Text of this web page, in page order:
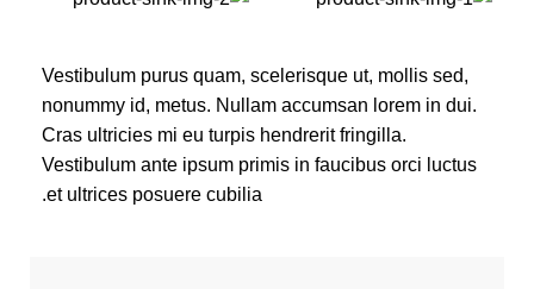
Vestibulum purus quam, scelerisque ut, mollis sed,
nonummy id, metus. Nullam accumsan lorem in dui.
Cras ultricies mi eu turpis hendrerit fringilla.
Vestibulum ante ipsum primis in faucibus orci luctus
et ultrices posuere cubilia.